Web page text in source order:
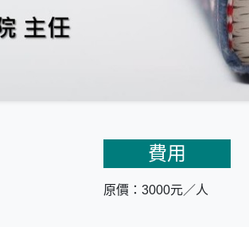
費用
原價：3000元／人